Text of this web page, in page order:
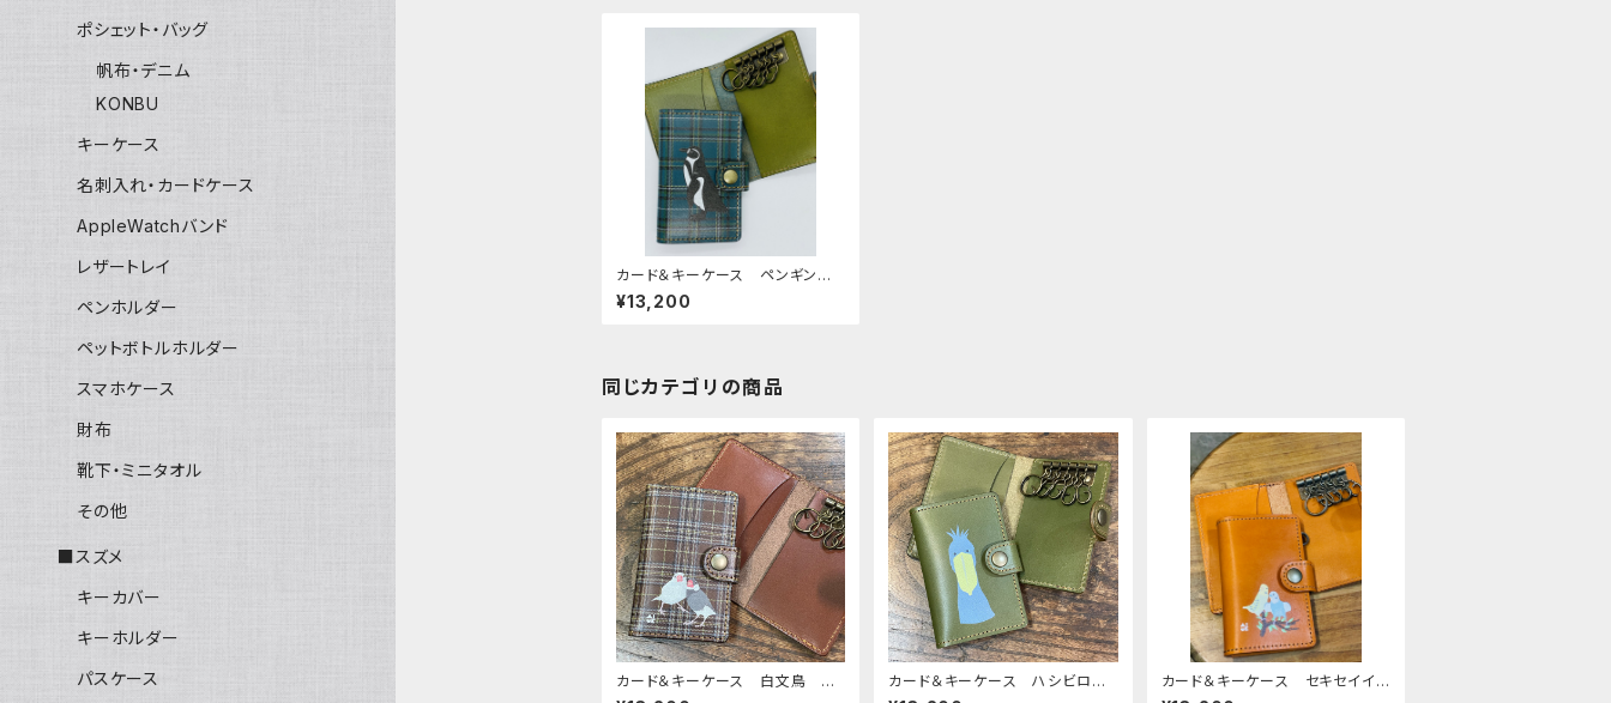
カード＆キーケース ペンギン n
avy tartancheck ネイビー
タータンチェック ぺんぎん キー
¥13,200
同じカテゴリの商品
カード＆キーケース 白文鳥
と 桜文鳥 Dark Brown tart
カード＆キーケース ハシビロコ
ウ グリーン キーケース カー
カード＆キーケース セキセイイン
コ キャメル キーケース カー
ポシェット・バッグ
帆布・デニム
KONBU
キーケース
名刺入れ・カードケース
AppleWatchバンド
レザートレイ
ペンホルダー
ペットボトルホルダー
スマホケース
財布
靴下・ミニタオル
その他
■スズメ
キーカバー
キーホルダー
パスケース